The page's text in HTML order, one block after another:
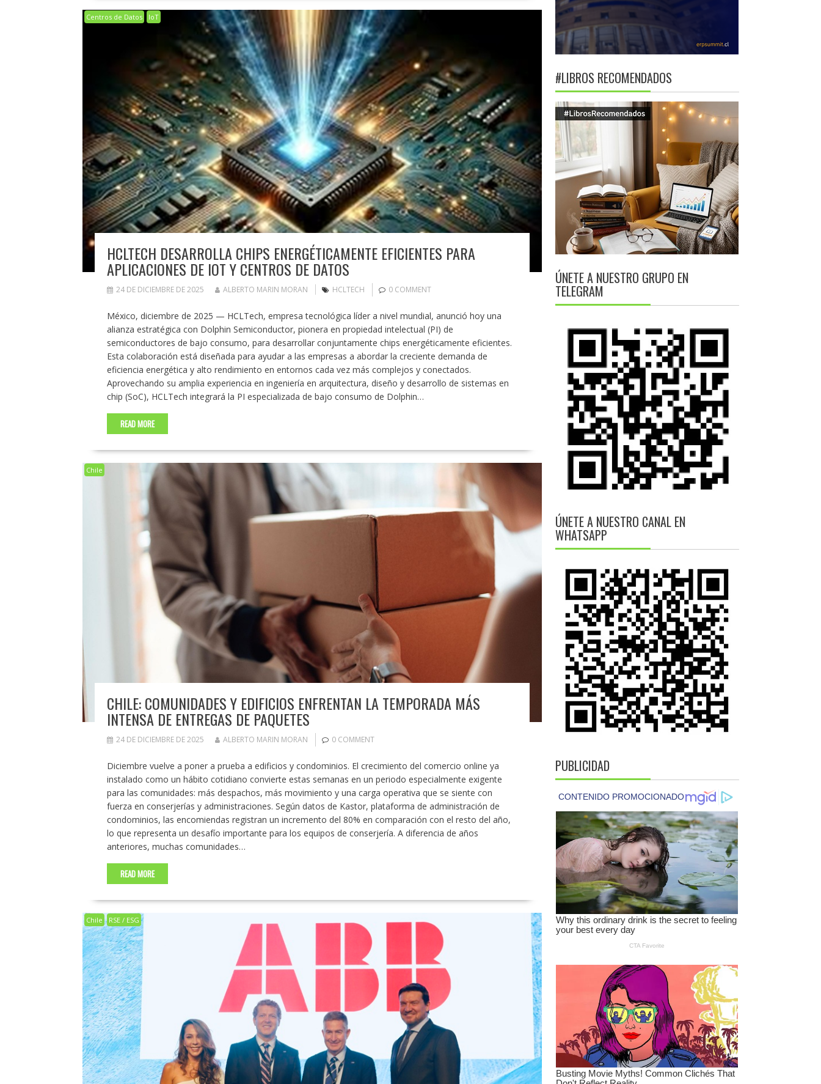
Centros de Datos IoT
HCLTECH DESARROLLA CHIPS ENERGÉTICAMENTE EFICIENTES PARA
APLICACIONES DE IOT Y CENTROS DE DATOS
24 DE DICIEMBRE DE 2025 ALBERTO MARIN MORAN HCLTECH 0 COMMENT
México, diciembre de 2025 — HCLTech, empresa tecnológica líder a nivel mundial, anunció hoy una
alianza estratégica con Dolphin Semiconductor, pionera en propiedad intelectual (PI) de
semiconductores de bajo consumo, para desarrollar conjuntamente chips energéticamente eficientes.
Esta colaboración está diseñada para ayudar a las empresas a abordar la creciente demanda de
eficiencia energética y alto rendimiento en entornos cada vez más complejos y conectados.
Aprovechando su amplia experiencia en ingeniería en arquitectura, diseño y desarrollo de sistemas en
chip (SoC), HCLTech integrará la PI especializada de bajo consumo de Dolphin…
READ MORE
Chile
CHILE: COMUNIDADES Y EDIFICIOS ENFRENTAN LA TEMPORADA MÁS
INTENSA DE ENTREGAS DE PAQUETES
24 DE DICIEMBRE DE 2025 ALBERTO MARIN MORAN 0 COMMENT
Diciembre vuelve a poner a prueba a edificios y condominios. El crecimiento del comercio online ya
instalado como un hábito cotidiano convierte estas semanas en un periodo especialmente exigente
para las comunidades: más despachos, más movimiento y una carga operativa que se siente con
fuerza en conserjerías y administraciones. Según datos de Kastor, plataforma de administración de
condominios, las encomiendas registran un incremento del 80% en comparación con el resto del año,
lo que representa un desafío importante para los equipos de conserjería. A diferencia de años
anteriores, muchas comunidades…
READ MORE
Chile RSE / ESG
#LIBROS RECOMENDADOS
ÚNETE A NUESTRO GRUPO EN
TELEGRAM
ÚNETE A NUESTRO CANAL EN
WHATSAPP
PUBLICIDAD